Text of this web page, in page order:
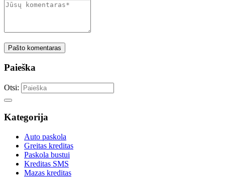
Pašto komentaras
Paieška
Otsi:
Kategorija
Auto paskola
Greitas kreditas
Paskola bustui
Kreditas SMS
Mazas kreditas